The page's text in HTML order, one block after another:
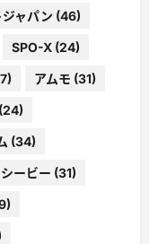
ジャパン (46)
SPO-X (24)
アムモ (31)
(24)
(34)
シービー (31)